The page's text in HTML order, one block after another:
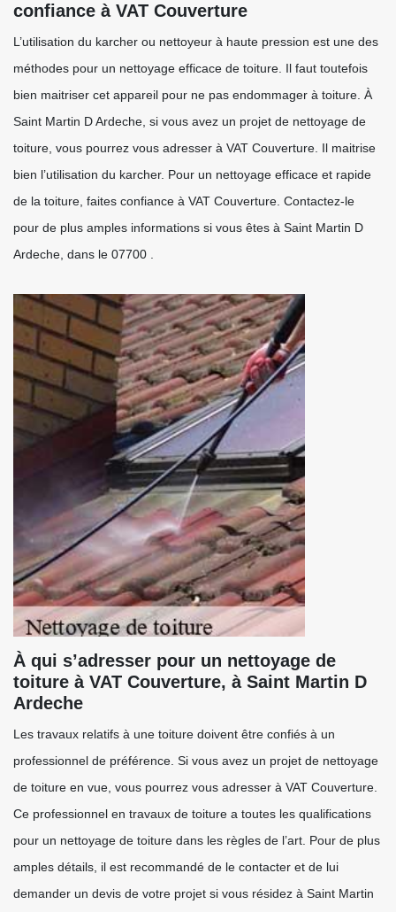
confiance à VAT Couverture
L’utilisation du karcher ou nettoyeur à haute pression est une des
méthodes pour un nettoyage efficace de toiture. Il faut toutefois
bien maitriser cet appareil pour ne pas endommager à toiture. À
Saint Martin D Ardeche, si vous avez un projet de nettoyage de
toiture, vous pourrez vous adresser à VAT Couverture. Il maitrise
bien l’utilisation du karcher. Pour un nettoyage efficace et rapide
de la toiture, faites confiance à VAT Couverture. Contactez-le
pour de plus amples informations si vous êtes à Saint Martin D
Ardeche, dans le 07700 .
À qui s’adresser pour un nettoyage de
toiture à VAT Couverture, à Saint Martin D
Ardeche
Les travaux relatifs à une toiture doivent être confiés à un
professionnel de préférence. Si vous avez un projet de nettoyage
de toiture en vue, vous pourrez vous adresser à VAT Couverture.
Ce professionnel en travaux de toiture a toutes les qualifications
pour un nettoyage de toiture dans les règles de l’art. Pour de plus
amples détails, il est recommandé de le contacter et de lui
demander un devis de votre projet si vous résidez à Saint Martin